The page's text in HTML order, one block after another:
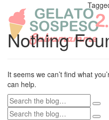
Nothing
It seems we can’t find what
can help.